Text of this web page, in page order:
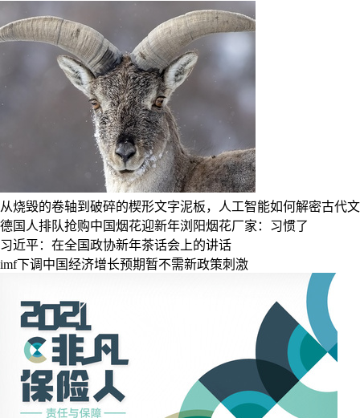
从烧毁的卷轴到破碎的楔形文字泥板，人工智能如何解密古代
德国人排队抢购中国烟花迎新年浏阳烟花厂家：习惯了
习近平：在全国政协新年茶话会上的讲话
imf下调中国经济增长预期暂不需新政策刺激